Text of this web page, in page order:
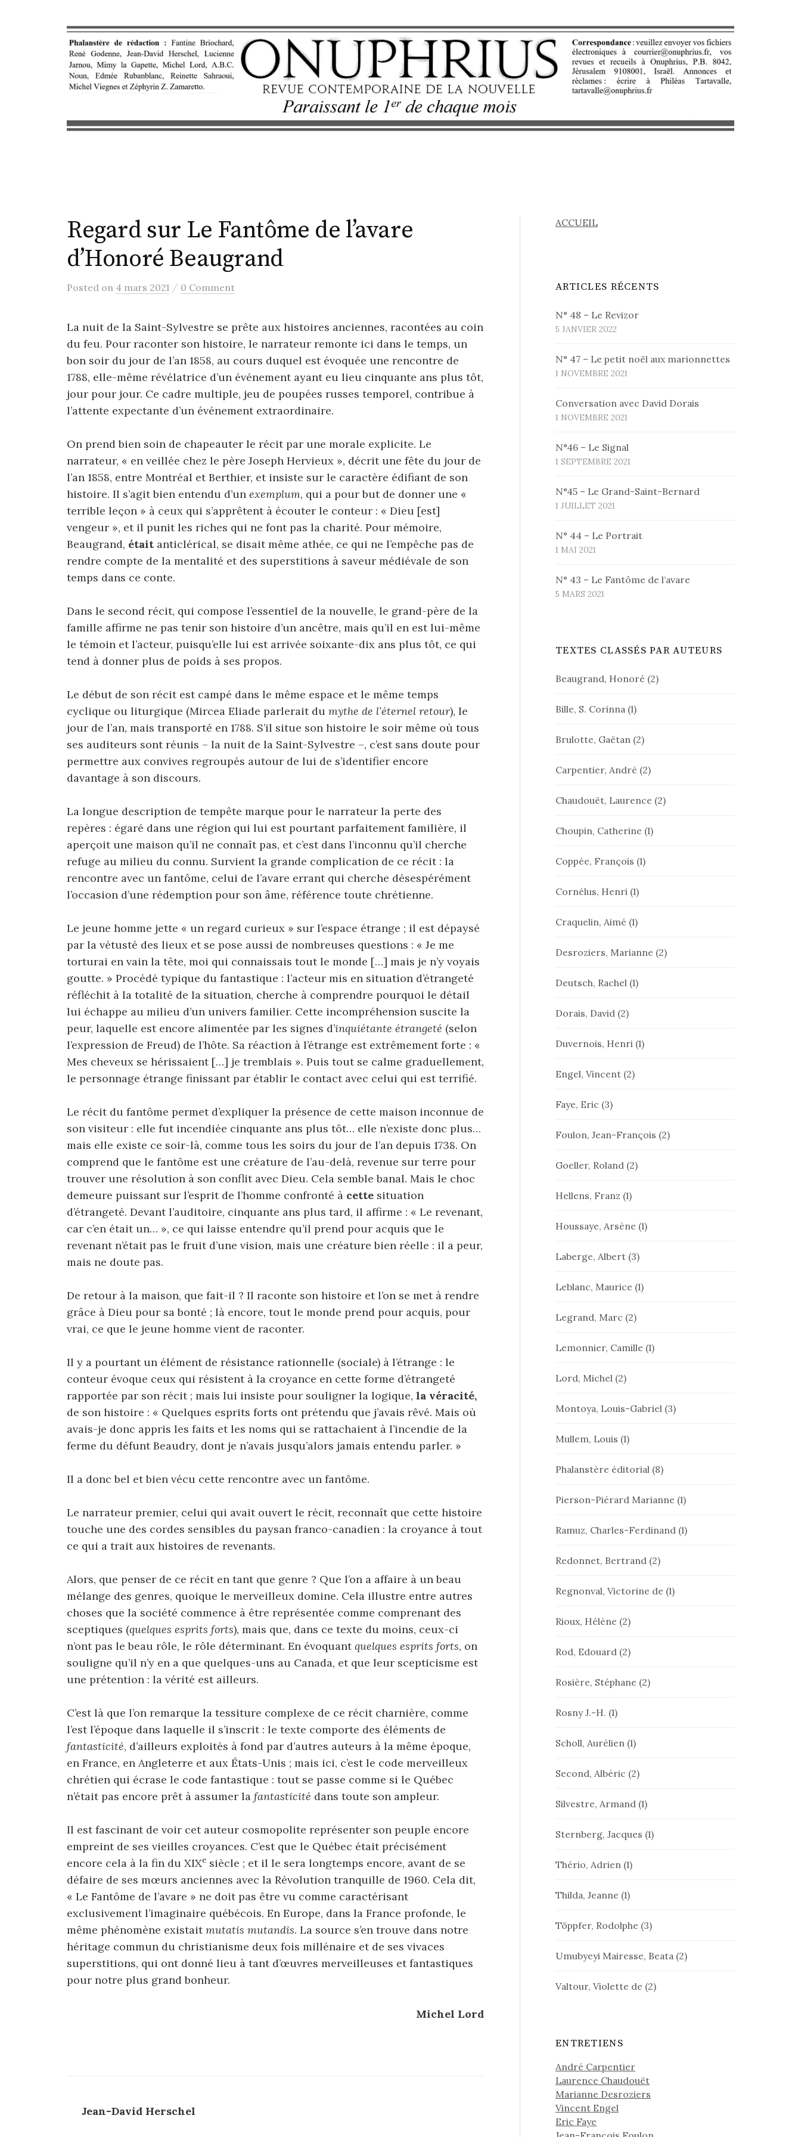
Regard sur Le Fantôme de l’avare
d’Honoré Beaugrand
Posted on 4 mars 2021 / 0 Comment
La nuit de la Saint-Sylvestre se prête aux histoires anciennes, racontées au coin
du feu. Pour raconter son histoire, le narrateur remonte ici dans le temps, un
bon soir du jour de l’an 1858, au cours duquel est évoquée une rencontre de
1788, elle-même révélatrice d’un événement ayant eu lieu cinquante ans plus tôt,
jour pour jour. Ce cadre multiple, jeu de poupées russes temporel, contribue à
l’attente expectante d’un événement extraordinaire.
On prend bien soin de chapeauter le récit par une morale explicite. Le
narrateur, « en veillée chez le père Joseph Hervieux », décrit une fête du jour de
l’an 1858, entre Montréal et Berthier, et insiste sur le caractère édifiant de son
histoire. Il s’agit bien entendu d’un exemplum, qui a pour but de donner une «
terrible leçon » à ceux qui s’apprêtent à écouter le conteur : « Dieu [est]
vengeur », et il punit les riches qui ne font pas la charité. Pour mémoire,
Beaugrand, était anticlérical, se disait même athée, ce qui ne l’empêche pas de
rendre compte de la mentalité et des superstitions à saveur médiévale de son
temps dans ce conte.
Dans le second récit, qui compose l’essentiel de la nouvelle, le grand-père de la
famille affirme ne pas tenir son histoire d’un ancêtre, mais qu’il en est lui-même
le témoin et l’acteur, puisqu’elle lui est arrivée soixante-dix ans plus tôt, ce qui
tend à donner plus de poids à ses propos.
Le début de son récit est campé dans le même espace et le même temps
cyclique ou liturgique (Mircea Eliade parlerait du mythe de l’éternel retour), le
jour de l’an, mais transporté en 1788. S’il situe son histoire le soir même où tous
ses auditeurs sont réunis – la nuit de la Saint-Sylvestre –, c’est sans doute pour
permettre aux convives regroupés autour de lui de s’identifier encore
davantage à son discours.
La longue description de tempête marque pour le narrateur la perte des
repères : égaré dans une région qui lui est pourtant parfaitement familière, il
aperçoit une maison qu’il ne connaît pas, et c’est dans l’inconnu qu’il cherche
refuge au milieu du connu. Survient la grande complication de ce récit : la
rencontre avec un fantôme, celui de l’avare errant qui cherche désespérément
l’occasion d’une rédemption pour son âme, référence toute chrétienne.
Le jeune homme jette « un regard curieux » sur l’espace étrange ; il est dépaysé
par la vétusté des lieux et se pose aussi de nombreuses questions : « Je me
torturai en vain la tête, moi qui connaissais tout le monde […] mais je n’y voyais
goutte. » Procédé typique du fantastique : l’acteur mis en situation d’étrangeté
réfléchit à la totalité de la situation, cherche à comprendre pourquoi le détail
lui échappe au milieu d’un univers familier. Cette incompréhension suscite la
peur, laquelle est encore alimentée par les signes d’inquiétante étrangeté (selon
l’expression de Freud) de l’hôte. Sa réaction à l’étrange est extrêmement forte : «
Mes cheveux se hérissaient […] je tremblais ». Puis tout se calme graduellement,
le personnage étrange finissant par établir le contact avec celui qui est terrifié.
Le récit du fantôme permet d’expliquer la présence de cette maison inconnue de
son visiteur : elle fut incendiée cinquante ans plus tôt… elle n’existe donc plus…
mais elle existe ce soir-là, comme tous les soirs du jour de l’an depuis 1738. On
comprend que le fantôme est une créature de l’au-delà, revenue sur terre pour
trouver une résolution à son conflit avec Dieu. Cela semble banal. Mais le choc
demeure puissant sur l’esprit de l’homme confronté à cette situation
d’étrangeté. Devant l’auditoire, cinquante ans plus tard, il affirme : « Le revenant,
car c’en était un… », ce qui laisse entendre qu’il prend pour acquis que le
revenant n’était pas le fruit d’une vision, mais une créature bien réelle : il a peur,
mais ne doute pas.
De retour à la maison, que fait-il ? Il raconte son histoire et l’on se met à rendre
grâce à Dieu pour sa bonté ; là encore, tout le monde prend pour acquis, pour
vrai, ce que le jeune homme vient de raconter.
Il y a pourtant un élément de résistance rationnelle (sociale) à l’étrange : le
conteur évoque ceux qui résistent à la croyance en cette forme d’étrangeté
rapportée par son récit ; mais lui insiste pour souligner la logique, la véracité,
de son histoire : « Quelques esprits forts ont prétendu que j’avais rêvé. Mais où
avais-je donc appris les faits et les noms qui se rattachaient à l’incendie de la
ferme du défunt Beaudry, dont je n’avais jusqu’alors jamais entendu parler. »
Il a donc bel et bien vécu cette rencontre avec un fantôme.
Le narrateur premier, celui qui avait ouvert le récit, reconnaît que cette histoire
touche une des cordes sensibles du paysan franco-canadien : la croyance à tout
ce qui a trait aux histoires de revenants.
Alors, que penser de ce récit en tant que genre ? Que l’on a affaire à un beau
mélange des genres, quoique le merveilleux domine. Cela illustre entre autres
choses que la société commence à être représentée comme comprenant des
sceptiques (quelques esprits forts), mais que, dans ce texte du moins, ceux-ci
n’ont pas le beau rôle, le rôle déterminant. En évoquantquelques esprits forts, on
souligne qu’il n’y en a que quelques-uns au Canada, et que leur scepticisme est
une prétention : la vérité est ailleurs.
C’est là que l’on remarque la tessiture complexe de ce récit charnière, comme
l’est l’époque dans laquelle il s’inscrit : le texte comporte des éléments de
fantasticité, d’ailleurs exploités à fond par d’autres auteurs à la même époque,
en France, en Angleterre et aux États-Unis ; mais ici, c’est le code merveilleux
chrétien qui écrase le code fantastique : tout se passe comme si le Québec
n’était pas encore prêt à assumer la fantasticité dans toute son ampleur.
Il est fascinant de voir cet auteur cosmopolite représenter son peuple encore
empreint de ses vieilles croyances. C’est que le Québec était précisément
encore cela à la fin du XIXe siècle ; et il le sera longtemps encore, avant de se
défaire de ses mœurs anciennes avec la Révolution tranquille de 1960. Cela dit,
« Le Fantôme de l’avare » ne doit pas être vu comme caractérisant
exclusivement l’imaginaire québécois. En Europe, dans la France profonde, le
même phénomène existaitmutatis mutandis. La source s’en trouve dans notre
héritage commun du christianisme deux fois millénaire et de ses vivaces
superstitions, qui ont donné lieu à tant d’œuvres merveilleuses et fantastiques
pour notre plus grand bonheur.
Michel Lord
Jean-David Herschel
ACCUEIL
ARTICLES RÉCENTS
N° 48 – Le Revizor
5 JANVIER 2022
N° 47 – Le petit noël aux marionnettes
1 NOVEMBRE 2021
Conversation avec David Dorais
1 NOVEMBRE 2021
N°46 – Le Signal
1 SEPTEMBRE 2021
N°45 – Le Grand-Saint-Bernard
1 JUILLET 2021
N° 44 – Le Portrait
1 MAI 2021
N° 43 – Le Fantôme de l’avare
5 MARS 2021
TEXTES CLASSÉS PAR AUTEURS
Beaugrand, Honoré (2)
Bille, S. Corinna (1)
Brulotte, Gaëtan (2)
Carpentier, André (2)
Chaudouët, Laurence (2)
Choupin, Catherine (1)
Coppée, François (1)
Cornélus, Henri (1)
Craquelin, Aimé (1)
Desroziers, Marianne (2)
Deutsch, Rachel (1)
Dorais, David (2)
Duvernois, Henri (1)
Engel, Vincent (2)
Faye, Eric (3)
Foulon, Jean-François (2)
Goeller, Roland (2)
Hellens, Franz (1)
Houssaye, Arsène (1)
Laberge, Albert (3)
Leblanc, Maurice (1)
Legrand, Marc (2)
Lemonnier, Camille (1)
Lord, Michel (2)
Montoya, Louis-Gabriel (3)
Mullem, Louis (1)
Phalanstère éditorial (8)
Pierson-Piérard Marianne (1)
Ramuz, Charles-Ferdinand (1)
Redonnet, Bertrand (2)
Regnonval, Victorine de (1)
Rioux, Hélène (2)
Rod, Edouard (2)
Rosière, Stéphane (2)
Rosny J.-H. (1)
Scholl, Aurélien (1)
Second, Albéric (2)
Silvestre, Armand (1)
Sternberg, Jacques (1)
Thério, Adrien (1)
Thilda, Jeanne (1)
Töppfer, Rodolphe (3)
Umubyeyi Mairesse, Beata (2)
Valtour, Violette de (2)
ENTRETIENS
André Carpentier
Laurence Chaudouët
Marianne Desroziers
Vincent Engel
Eric Faye